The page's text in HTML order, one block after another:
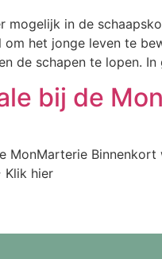
mogelijk in de
om het jonge leven te
de schapen te lopen.
bij de
MonMarterie
Klik hier